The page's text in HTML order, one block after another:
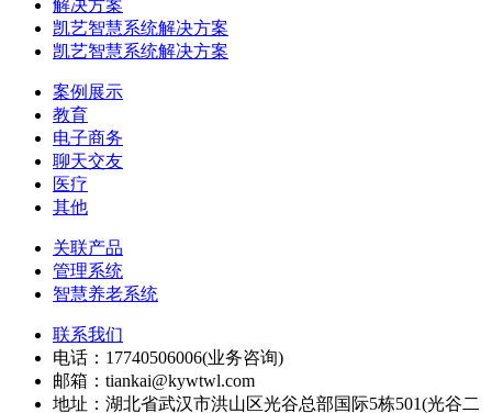
解决方案
凯艺智慧系统解决方案
凯艺智慧系统解决方案
案例展示
教育
电子商务
聊天交友
医疗
其他
关联产品
管理系统
智慧养老系统
联系我们
电话：17740506006(业务咨询)
邮箱：tiankai@kywtwl.com
地址：湖北省武汉市洪山区光谷总部国际5栋501(光谷二